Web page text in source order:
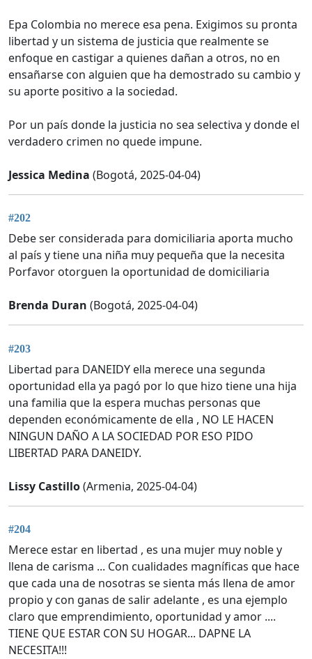
Epa Colombia no merece esa pena. Exigimos su pronta
libertad y un sistema de justicia que realmente se
enfoque en castigar a quienes dañan a otros, no en
ensañarse con alguien que ha demostrado su cambio y
su aporte positivo a la sociedad.
Por un país donde la justicia no sea selectiva y donde el
verdadero crimen no quede impune.
Jessica Medina (Bogotá, 2025-04-04)
#202
Debe ser considerada para domiciliaria aporta mucho
al país y tiene una niña muy pequeña que la necesita
Porfavor otorguen la oportunidad de domiciliaria
Brenda Duran (Bogotá, 2025-04-04)
#203
Libertad para DANEIDY ella merece una segunda
oportunidad ella ya pagó por lo que hizo tiene una hija
una familia que la espera muchas personas que
dependen económicamente de ella , NO LE HACEN
NINGUN DAÑO A LA SOCIEDAD POR ESO PIDO
LIBERTAD PARA DANEIDY.
Lissy Castillo(Armenia, 2025-04-04)
#204
Merece estar en libertad , es una mujer muy noble y
llena de carisma ... Con cualidades magníficas que hace
que cada una de nosotras se sienta más llena de amor
propio y con ganas de salir adelante , es una ejemplo
claro que emprendimiento, oportunidad y amor ....
TIENE QUE ESTAR CON SU HOGAR... DAPNE LA
NECESITA!!!